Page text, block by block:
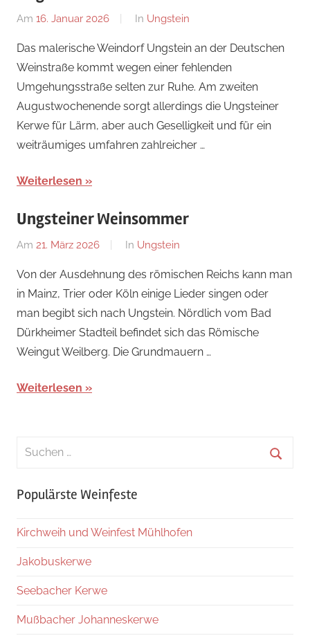
Am 16. Januar 2026
Von
In Ungstein
Das malerische Weindorf Ungstein an der Deutschen
Weinstraße kommt wegen einer fehlenden
Umgehungsstraße selten zur Ruhe. Am zweiten
Augustwochenende sorgt allerdings die Ungsteiner
Kerwe für Lärm, aber auch Geselligkeit und für ein
weiträumiges umfahren zahlreicher …
Weiterlesen
Ungsteiner Weinsommer
Am 21. März 2026
Von
In Ungstein
Von der Ausdehnung des römischen Reichs kann man
in Mainz, Trier oder Köln einige Lieder singen oder
man begibt sich nach Ungstein. Nördlich vom Bad
Dürkheimer Stadteil befindet sich das Römische
Weingut Weilberg. Die Grundmauern …
Weiterlesen
Suchen
Populärste Weinfeste
Kirchweih und Weinfest Mühlhofen
Jakobuskerwe
Seebacher Kerwe
Mußbacher Johanneskerwe